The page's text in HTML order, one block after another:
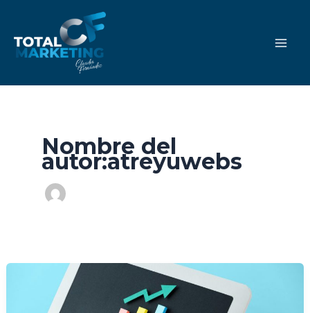
contenido
Nombre del
autor:atreyuwebs